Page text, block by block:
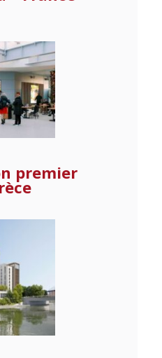
premier